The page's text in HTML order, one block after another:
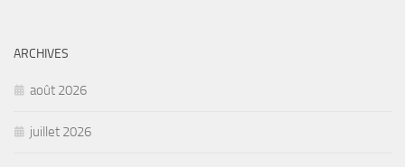
ARCHIVES
août 2026
juillet 2026